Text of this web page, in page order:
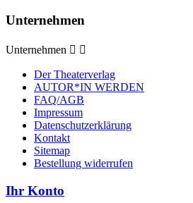
Unternehmen
Unternehmen  
Der Theaterverlag
AUTOR*IN WERDEN
FAQ/AGB
Impressum
Datenschutzerklärung
Kontakt
Sitemap
Bestellung widerrufen
Ihr Konto